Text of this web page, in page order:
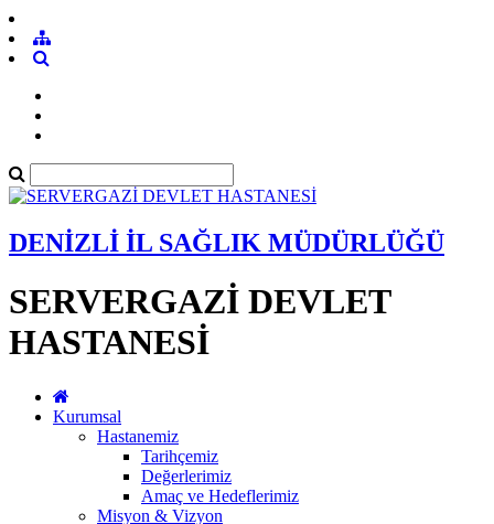
DENİZLİ İL SAĞLIK MÜDÜRLÜĞÜ
SERVERGAZİ DEVLET
HASTANESİ
Kurumsal
Hastanemiz
Tarihçemiz
Değerlerimiz
Amaç ve Hedeflerimiz
Misyon & Vizyon